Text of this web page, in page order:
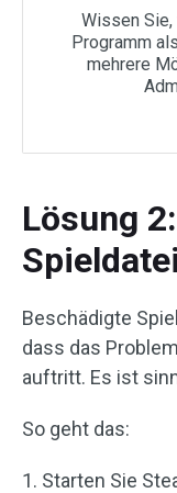
Wissen
Programm
mehrere
Lösung
Beschädigte
dass das
auftritt. Es ist
So geht das:
1. Starten Sie